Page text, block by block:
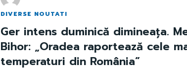
DIVERSE NOUTATI
Ger intens duminică dimineața.
Bihor: „Oradea raportează cele
temperaturi din România”